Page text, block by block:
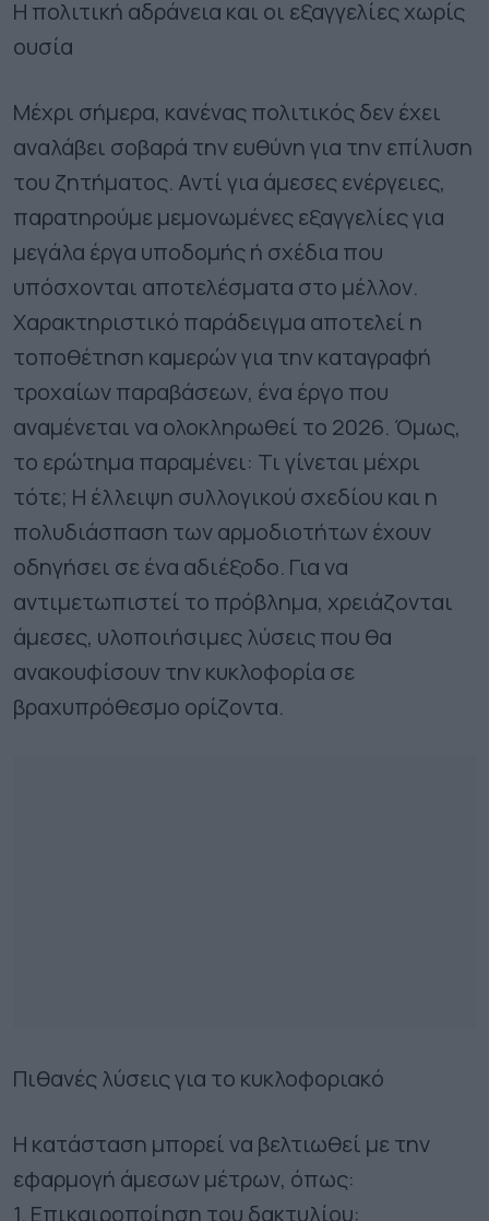
Η πολιτική αδράνεια και οι εξαγγελίες χωρίς
ουσία
Μέχρι σήμερα, κανένας πολιτικός δεν έχει
αναλάβει σοβαρά την ευθύνη για την επίλυση
του ζητήματος. Αντί για άμεσες ενέργειες,
παρατηρούμε μεμονωμένες εξαγγελίες για
μεγάλα έργα υποδομής ή σχέδια που
υπόσχονται αποτελέσματα στο μέλλον.
Χαρακτηριστικό παράδειγμα αποτελεί η
τοποθέτηση καμερών για την καταγραφή
τροχαίων παραβάσεων, ένα έργο που
αναμένεται να ολοκληρωθεί το 2026. Όμως,
το ερώτημα παραμένει: Τι γίνεται μέχρι
τότε; Η έλλειψη συλλογικού σχεδίου και η
πολυδιάσπαση των αρμοδιοτήτων έχουν
οδηγήσει σε ένα αδιέξοδο. Για να
αντιμετωπιστεί το πρόβλημα, χρειάζονται
άμεσες, υλοποιήσιμες λύσεις που θα
ανακουφίσουν την κυκλοφορία σε
βραχυπρόθεσμο ορίζοντα.
Πιθανές λύσεις για το κυκλοφοριακό
Η κατάσταση μπορεί να βελτιωθεί με την
εφαρμογή άμεσων μέτρων, όπως:
1. Επικαιροποίηση του δακτυλίου: